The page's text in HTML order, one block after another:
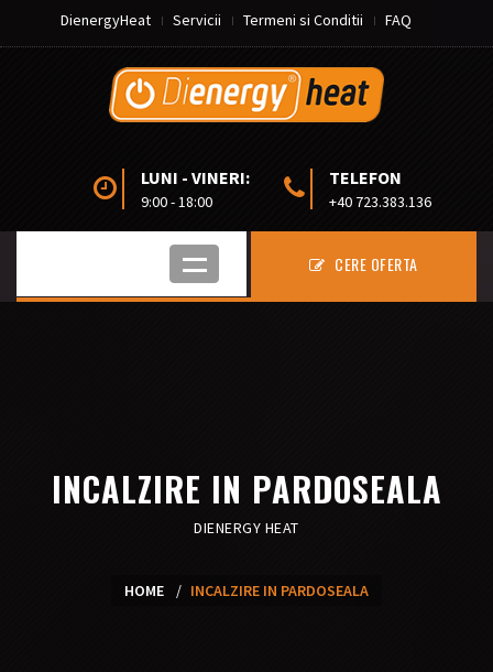
DienergyHeat Servicii Termeni si Conditii FAQ
LUNI - VINERI:
9:00 - 18:00
TELEFON
+40 723.383.136
CERE OFERTA
INCALZIRE IN PARDOSEALA
DIENERGY HEAT
HOME INCALZIRE IN PARDOSEALA